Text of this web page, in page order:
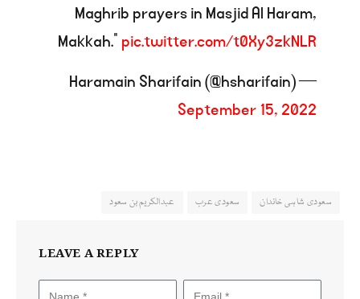
Maghrib prayers in Masjid Al Haram,
Makkah.” pic.twitter.com/t0Xy3zkNLR
— Haramain Sharifain (@hsharifain)
September 15, 2022
سعودی شاہی خاندان سعودی عرب عبدالکریم بن سعود
LEAVE A REPLY